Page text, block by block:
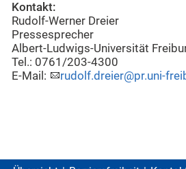
Kontakt:
Rudolf-Werner Dreier
Pressesprecher
Albert-Ludwigs-Universität
Tel.: 0761/203-4300
E-Mail:
rudolf.dreier@pr.uni-